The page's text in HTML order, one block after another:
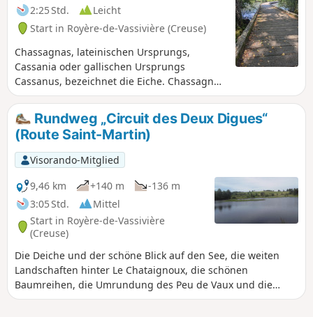
2:25 Std.
Leicht
Start in Royère-de-Vassivière (Creuse)
Chassagnas, lateinischen Ursprungs,
Cassania oder gallischen Ursprungs
Cassanus, bezeichnet die Eiche. Chassagnas
besteht aus einem bewaldeten Hang bis
zum Ufer des Lac de Vassivière und einem
teilweise freien Gipfel, der einen 180°-Blick
auf den See bietet.Die Halbinsel
Chassagnas, die sich in das Herz des Lac de
Vassivière hinein erstreckt, bildet die Grenze
zwischen den Departements Creuse und
Haute-Vienne. Zusammen mit ihrem
Zwilling, dem Puy du Rocher, der Vauveix
überragt, bildet sie eine Barriere zwischen
den beiden Hauptbuchten des Sees.
Rundweg „Circuit des Deux Digues“
(Route Saint-Martin)
Visorando-Mitglied
9,46 km
+140 m
-136 m
3:05 Std.
Mittel
Start in Royère-de-Vassivière
(Creuse)
Die Deiche und der schöne Blick auf den See, die weiten
Landschaften hinter Le Chataignoux, die schönen
Baumreihen, die Umrundung des Peu de Vaux und die
Ankunft in Auchaise sind ebenso viele angenehme